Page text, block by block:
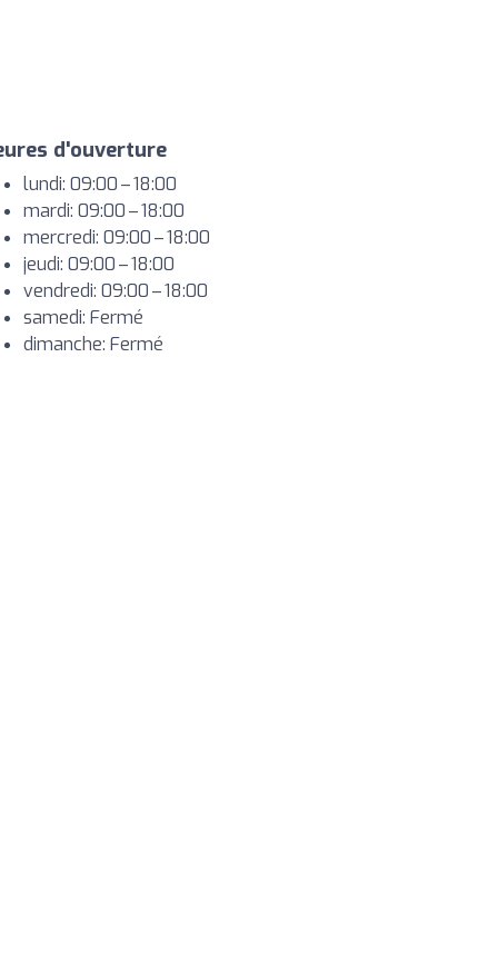
d'ouverture
lundi: 09:00 – 18:00
mardi: 09:00 – 18:00
mercredi: 09:00 – 18:00
jeudi: 09:00 – 18:00
vendredi: 09:00 – 18:00
samedi: Fermé
dimanche: Fermé